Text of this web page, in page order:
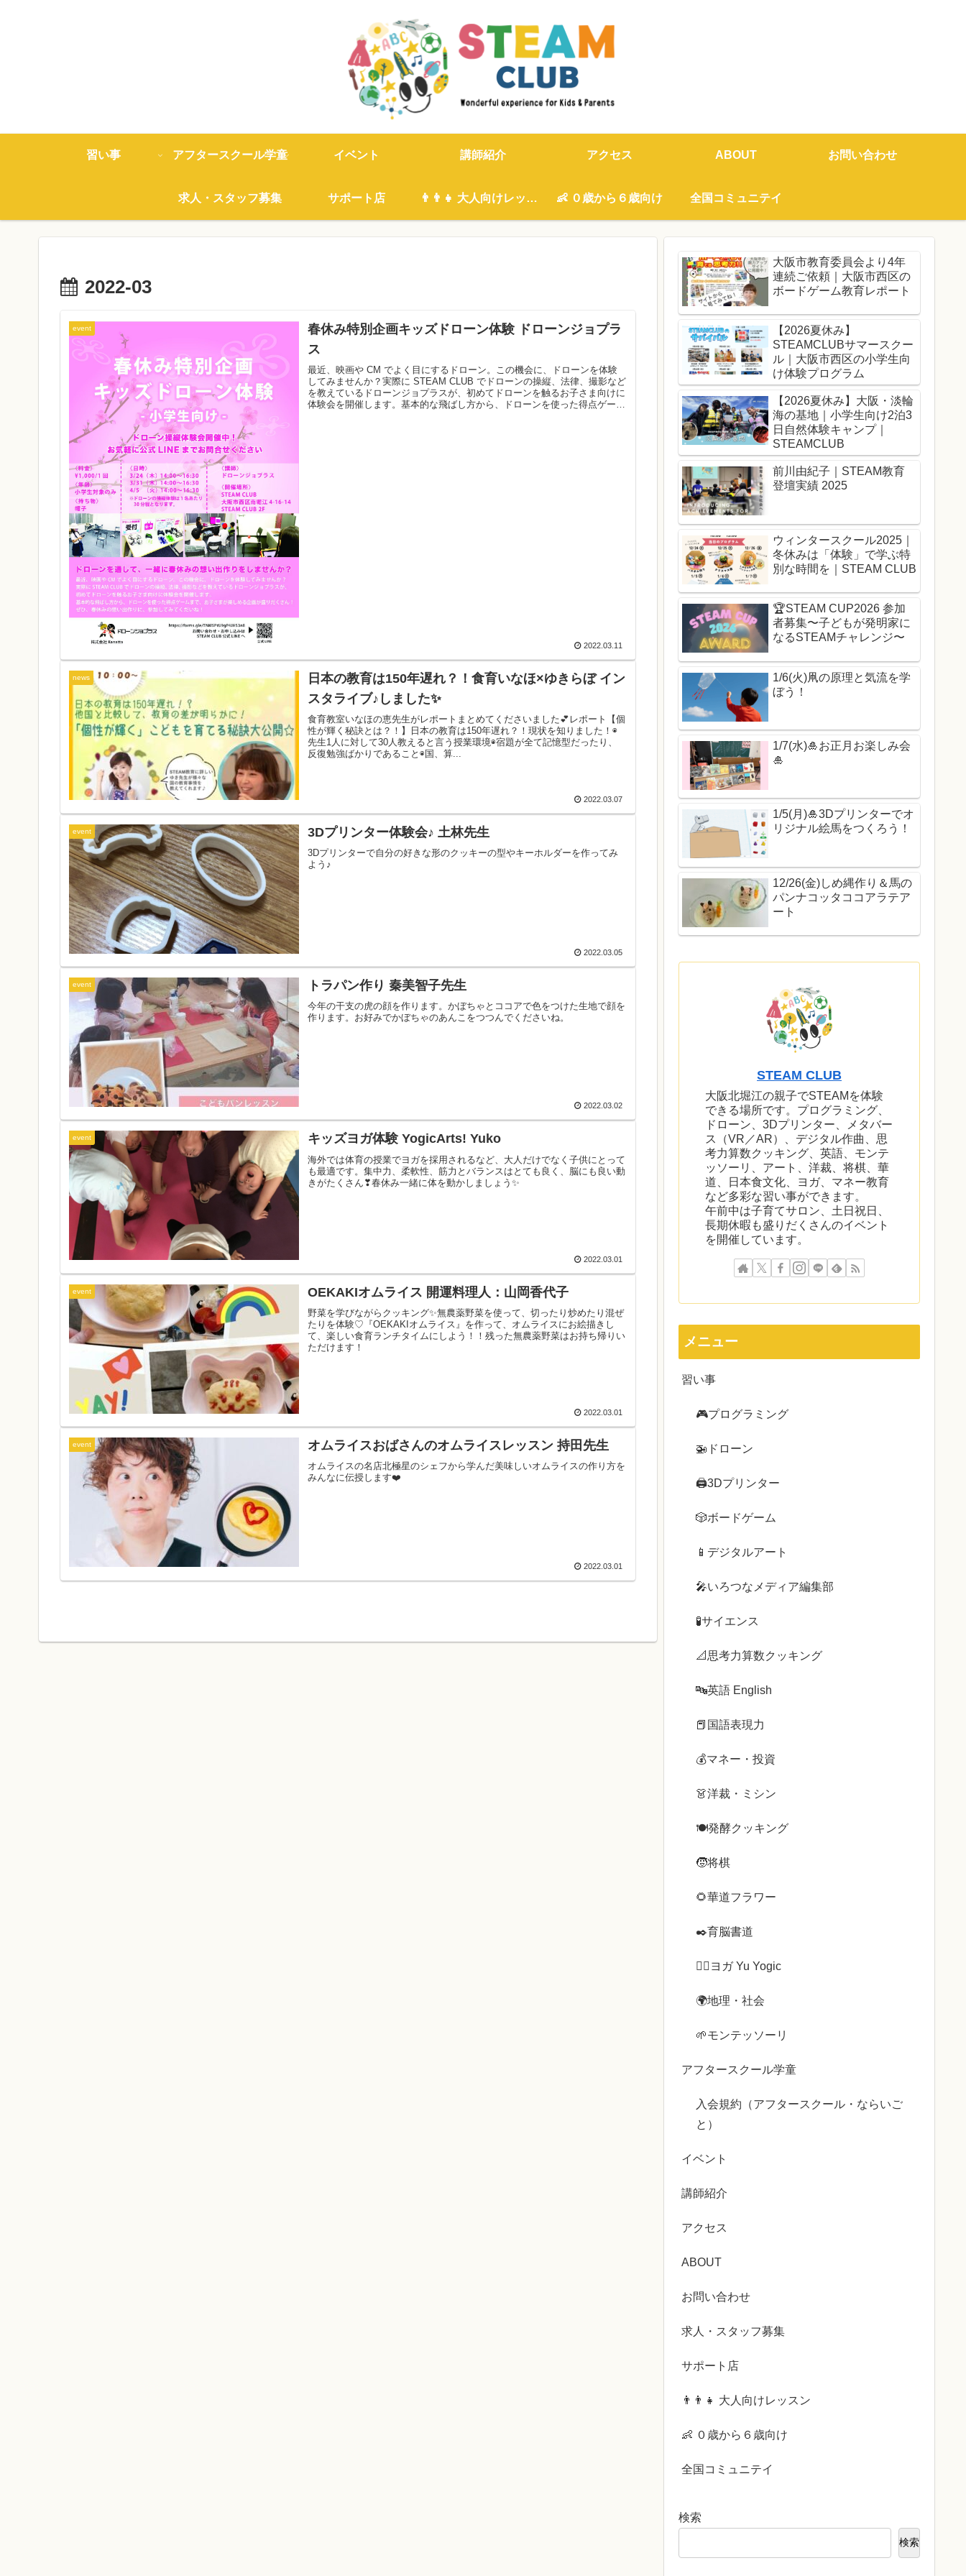
習い事 アフタースクール学童 イベント 講師紹介 アクセス ABOUT お問い合わせ
求人・スタッフ募集 サポート店 👨‍👨‍👧 大人向けレッスン 👶 ０歳から６歳向け 全国コミュニテイ
2022-03
event
春休み特別企画キッズドローン体験 ドローンジョプラ
ス
最近、映画や CM でよく目にするドローン。この機会に、ドローンを体験
してみませんか？実際に STEAM CLUB でドローンの操縦、法律、撮影など
を教えているドローンジョプラスが、初めてドローンを触るお子さま向けに
体験会を開催します。基本的な飛ばし方から、ドローンを使った得点ゲーム
2022.03.11
news
日本の教育は150年遅れ？！食育いなほ×ゆきらぼ イン
スタライブ♪しました✨
食育教室いなほの恵先生がレポートまとめてくださいました💕レポート【個
性が輝く秘訣とは？！】日本の教育は150年遅れ？！現状を知りました！◉
先生1人に対して30人教えると言う授業環境◉宿題が全て記憶型だったり、
反復勉強ばかりであること◉国、算...
2022.03.07
event 3Dプリンター体験会♪ 土林先生
3Dプリンターで自分の好きな形のクッキーの型やキーホルダーを作ってみ
よう♪
2022.03.05
event トラパン作り 秦美智子先生
今年の干支の虎の顔を作ります。かぼちゃとココアで色をつけた生地で顔を
作ります。お好みでかぼちゃのあんこをつつんでくださいね。
2022.03.02
event キッズヨガ体験 YogicArts! Yuko
海外では体育の授業でヨガを採用されるなど、大人だけでなく子供にとって
も最適です。集中力、柔軟性、筋力とバランスはとても良く、脳にも良い動
きがたくさん❣春休み一緒に体を動かしましょう✨
2022.03.01
event OEKAKIオムライス 開運料理人：山岡香代子
野菜を学びながらクッキング✨無農薬野菜を使って、切ったり炒めたり混ぜ
たりを体験♡『OEKAKIオムライス』を作って、オムライスにお絵描きし
て、楽しい食育ランチタイムにしよう！！残った無農薬野菜はお持ち帰りい
ただけます！
2022.03.01
event オムライスおばさんのオムライスレッスン 持田先生
オムライスの名店北極星のシェフから学んだ美味しいオムライスの作り方を
みんなに伝授します❤️
2022.03.01
大阪市教育委員会より4年
連続ご依頼｜大阪市西区の
ボードゲーム教育レポート
【2026夏休み】
STEAMCLUBサマースクー
ル｜大阪市西区の小学生向
け体験プログラム
【2026夏休み】大阪・淡輪
海の基地｜小学生向け2泊3
日自然体験キャンプ｜
STEAMCLUB
前川由紀子｜STEAM教育
登壇実績 2025
ウィンタースクール2025｜
冬休みは「体験」で学ぶ特
別な時間を｜STEAM CLUB
🏆️STEAM CUP2026 参加
者募集〜子どもが発明家に
なるSTEAMチャレンジ〜
1/6(火)凧の原理と気流を学
ぼう！
1/7(水)🎍お正月お楽しみ会
🎍
1/5(月)🎍3Dプリンターでオ
リジナル絵馬をつくろう！
12/26(金)しめ縄作り＆馬の
パンナコッタココアラテア
ート
STEAM CLUB
大阪北堀江の親子でSTEAMを体験
できる場所です。プログラミング、
ドローン、3Dプリンター、メタバー
ス（VR／AR）、デジタル作曲、思
考力算数クッキング、英語、モンテ
ッソーリ、アート、洋裁、将棋、華
道、日本食文化、ヨガ、マネー教育
など多彩な習い事ができます。
午前中は子育てサロン、土日祝日、
長期休暇も盛りだくさんのイベント
を開催しています。
メニュー
習い事
🎮プログラミング
🚁ドローン
🖨3Dプリンター
🎲ボードゲーム
📱デジタルアート
🎤いろつなメディア編集部
🧪サイエンス
📐思考力算数クッキング
🔤英語 English
📕国語表現力
💰️マネー・投資
👗洋裁・ミシン
🍽️発酵クッキング
🧒将棋
🌻華道フラワー
✒️育脳書道
🧘‍♀️ヨガ Yu Yogic
🌍️地理・社会
🌱モンテッソーリ
アフタースクール学童
入会規約（アフタースクール・ならいご
と）
イベント
講師紹介
アクセス
ABOUT
お問い合わせ
求人・スタッフ募集
サポート店
👨‍👨‍👧 大人向けレッスン
👶 ０歳から６歳向け
全国コミュニテイ
検索
検索